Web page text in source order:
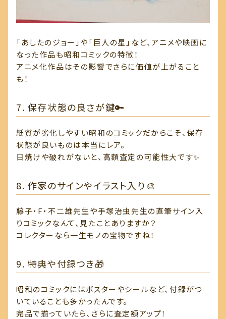
「あしたのジョー」や「巨人の星」など、アニメや映画に
なった作品も昭和コミックの特徴！
アニメ化作品はその影響でさらに価値が上がること
も！
7. 保存状態の良さが鍵🔑
紙質が劣化しやすい昭和のコミックだからこそ、保存
状態が良いものは本当にレア。
日焼けや破れがないと、高額査定の可能性大です✨
8. 作家のサインやイラスト入り🎨
藤子・F・不二雄先生や手塚治虫先生の直筆サイン入
りコミックなんて、見たことありますか？
コレクターなら一生モノの宝物ですね！
9. 特典や付録つき🎁
昭和のコミックにはポスターやシールなど、付録がつ
いていることも多かったんです。
完品で揃っていたら、さらに査定額アップ！